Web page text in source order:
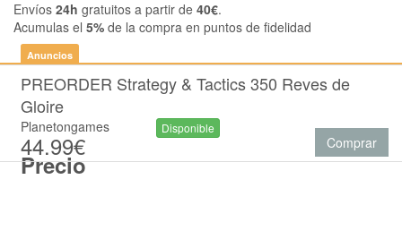
Precio
Envíos 24h gratuitos a partir de 40€.
Acumulas el 5% de la compra en puntos de fidelidad
Anuncios
PREORDER Strategy & Tactics 350 Reves de
Gloire
Planetongames
44.99€
Disponible
Comprar